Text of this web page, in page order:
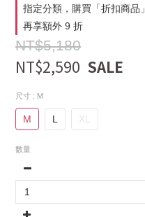
指定分類，購買「折扣商
再享額外 9 折
NT$5,180
NT$2,590
尺寸 : M
M L XL
數量